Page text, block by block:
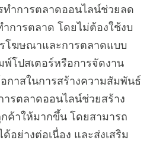
ทำการตลาดออนไลน์ช่วยลด
การตลาด โดยไม่ต้องใช้งบ
โฆษณาและการตลาดแบบ
พ์โปสเตอร์หรือการจัดงาน
กาสในการสร้างความสัมพันธ์
รตลาดออนไลน์ช่วยสร้าง
ค้าให้มากขึ้น โดยสามารถ
อย่างต่อเนื่อง และส่งเสริม